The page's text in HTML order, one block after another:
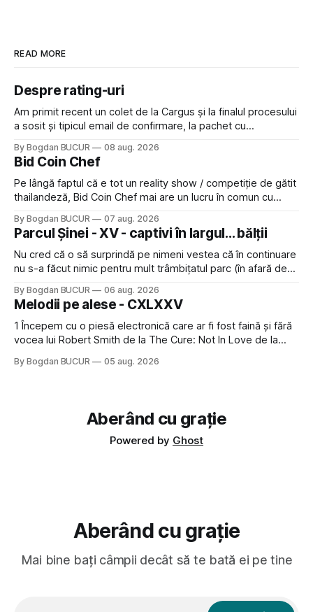
READ MORE
Despre rating-uri
Am primit recent un colet de la Cargus și la finalul procesului
a sosit și tipicul email de confirmare, la pachet cu
feedback-ului și eram în toate bune, de data asta am dat
click să le las un rating. Un 5
By Bogdan BUCUR 08 aug. 2026
Bid Coin Chef
Pe lângă faptul că e tot un reality show / competiție de gătit
thailandeză, Bid Coin Chef mai are un lucru în comun cu
lăsat rece la prima vedere, după care m-a făcut să mă
îndrăgostesc de el. Nu mi-a plăcut faptul
By Bogdan BUCUR 07 aug. 2026
Parcul Șinei - XV - captivi în largul... bălții
Nu cred că o să surprindă pe nimeni vestea că în continuare
nu s-a făcut nimic pentru mult trâmbițatul parc (în afară de
timp pui și latră prin gard la lumea care trece prin zonă). Am
avut, în schimb, o belea
By Bogdan BUCUR 06 aug. 2026
Melodii pe alese - CXLXXV
1 Începem cu o piesă electronică care ar fi fost faină și fără
vocea lui Robert Smith de la The Cure: Not In Love de la
a dovedit că jumătatea masculină a acelui duo era cam
By Bogdan BUCUR 05 aug. 2026
Aberând cu grație
Powered by Ghost
Aberând cu grație
Mai bine bați câmpii decât să te bată ei pe tine